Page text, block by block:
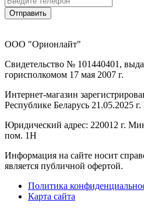
Отправить
ООО "Орионлайт"
Свидетельство № 101440401,
горисполкомом 17 мая 2007 г.
Интернет-магазин
Республике Беларусь 21.05.2025
Юридический адрес: 220012 г.
пом. 1Н
Информация на сайте носит
является публичной офертой.
Политика
Карта сайта